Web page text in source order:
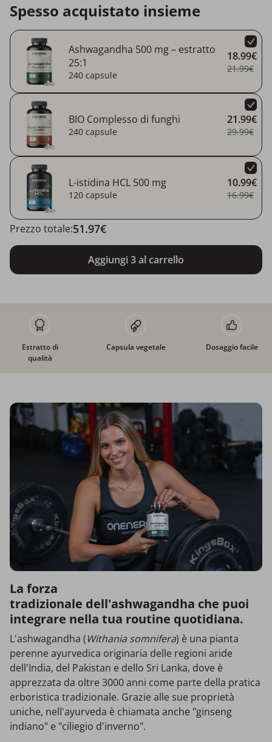
Spesso acquistato insieme
Ashwagandha 500 mg – estratto
25:1
240 capsule
18.99€
21.99€
BIO Complesso di funghi
240 capsule
21.99€
29.99€
L-istidina HCL 500 mg
120 capsule
10.99€
16.99€
Aggiungi 3 al carrello
Prezzo totale:51.97€
Estratto di
qualità
Capsula vegetale Dosaggio facile
La forza
tradizionale dell'ashwagandha che puoi
integrare nella tua routine quotidiana.
L'ashwagandha (Withania somnifera) è una pianta
perenne ayurvedica originaria delle regioni aride
dell'India, del Pakistan e dello Sri Lanka, dove è
apprezzata da oltre 3000 anni come parte della pratica
erboristica tradizionale. Grazie alle sue proprietà
uniche, nell'ayurveda è chiamata anche "ginseng
indiano" e "ciliegio d'inverno".